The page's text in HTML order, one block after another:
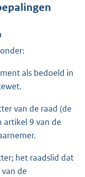
als bedoeld in
van de raad (de
artikel 9 van de
het raadslid dat
de